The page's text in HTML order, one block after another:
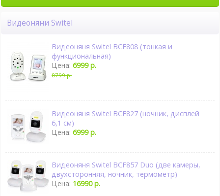
Видеоняни Switel
Видеоняня Switel BCF808 (тонкая и
функциональная)
Цена:6999 р.
8799 р.
Видеоняня Switel BCF827 (ночник, дисплей
6,1 см)
Цена:6999 р.
Видеоняня Switel BCF857 Duo (две камеры,
двухсторонняя, ночник, термометр)
Цена: 16990 р.